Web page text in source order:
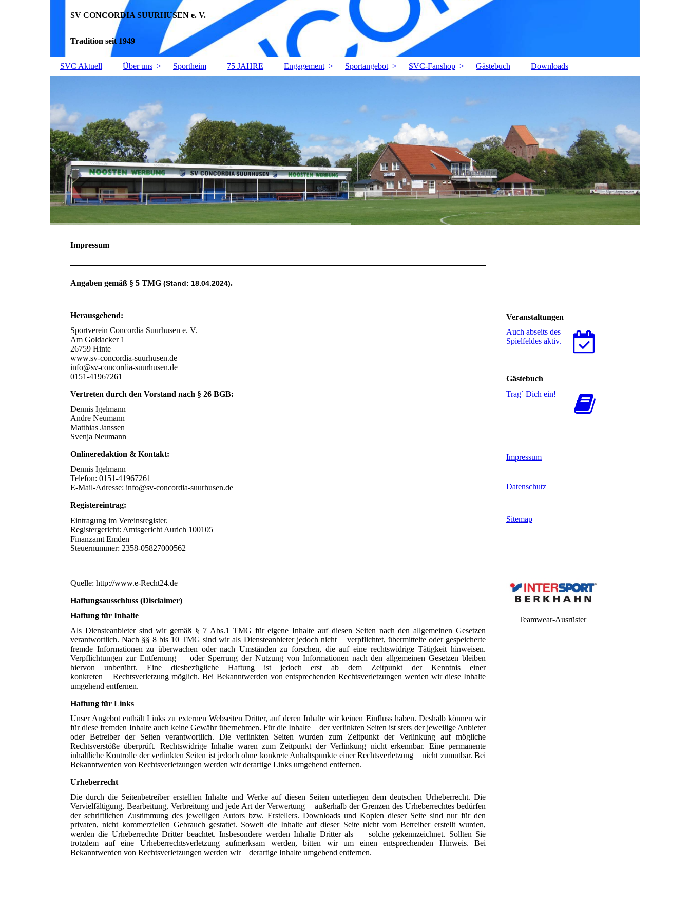
SV CONCORDIA SUURHUSEN e. V.
Tradition seit 1949
SVC Aktuell Über uns Sportheim 75 JAHRE Engagement Sportangebot SVC-Fanshop Gästebuch Downloads
Impressum
Angaben gemäß § 5 TMG (Stand: 18.04.2024).
Herausgebend:
Sportverein Concordia Suurhusen e. V.
Am Goldacker 1
26759 Hinte
www.sv-concordia-suurhusen.de
info@sv-concordia-suurhusen.de
0151-41967261
Vertreten durch den Vorstand nach § 26 BGB:
Dennis Igelmann
Andre Neumann
Matthias Janssen
Svenja Neumann
Onlineredaktion & Kontakt:
Dennis Igelmann
Telefon: 0151-41967261
E-Mail-Adresse: info@sv-concordia-suurhusen.de
Registereintrag:
Eintragung im Vereinsregister.
Registergericht: Amtsgericht Aurich 100105
Finanzamt Emden
Steuernummer: 2358-05827000562
Quelle: http://www.e-Recht24.de
Haftungsausschluss (Disclaimer)
Haftung für Inhalte
Als Diensteanbieter sind wir gemäß § 7 Abs.1 TMG für eigene Inhalte auf diesen Seiten nach den allgemeinen Gesetzen
verantwortlich. Nach §§ 8 bis 10 TMG sind wir als Diensteanbieter jedoch nicht verpflichtet, übermittelte oder gespeicherte
fremde Informationen zu überwachen oder nach Umständen zu forschen, die auf eine rechtswidrige Tätigkeit hinweisen.
Verpflichtungen zur Entfernung oder Sperrung der Nutzung von Informationen nach den allgemeinen Gesetzen bleiben
hiervon unberührt. Eine diesbezügliche Haftung ist jedoch erst ab dem Zeitpunkt der Kenntnis einer
konkreten Rechtsverletzung möglich. Bei Bekanntwerden von entsprechenden Rechtsverletzungen werden wir diese Inhalte
umgehend entfernen.
Haftung für Links
Unser Angebot enthält Links zu externen Webseiten Dritter, auf deren Inhalte wir keinen Einfluss haben. Deshalb können wir
für diese fremden Inhalte auch keine Gewähr übernehmen. Für die Inhalte der verlinkten Seiten ist stets der jeweilige Anbieter
oder Betreiber der Seiten verantwortlich. Die verlinkten Seiten wurden zum Zeitpunkt der Verlinkung auf mögliche
Rechtsverstöße überprüft. Rechtswidrige Inhalte waren zum Zeitpunkt der Verlinkung nicht erkennbar. Eine permanente
inhaltliche Kontrolle der verlinkten Seiten ist jedoch ohne konkrete Anhaltspunkte einer Rechtsverletzung nicht zumutbar. Bei
Bekanntwerden von Rechtsverletzungen werden wir derartige Links umgehend entfernen.
Urheberrecht
Die durch die Seitenbetreiber erstellten Inhalte und Werke auf diesen Seiten unterliegen dem deutschen Urheberrecht. Die
Vervielfältigung, Bearbeitung, Verbreitung und jede Art der Verwertung außerhalb der Grenzen des Urheberrechtes bedürfen
der schriftlichen Zustimmung des jeweiligen Autors bzw. Erstellers. Downloads und Kopien dieser Seite sind nur für den
privaten, nicht kommerziellen Gebrauch gestattet. Soweit die Inhalte auf dieser Seite nicht vom Betreiber erstellt wurden,
werden die Urheberrechte Dritter beachtet. Insbesondere werden Inhalte Dritter als solche gekennzeichnet. Sollten Sie
trotzdem auf eine Urheberrechtsverletzung aufmerksam werden, bitten wir um einen entsprechenden Hinweis. Bei
Bekanntwerden von Rechtsverletzungen werden wir derartige Inhalte umgehend entfernen.
Veranstaltungen
Auch abseits des
Spielfeldes aktiv.
Gästebuch
Trag` Dich ein!
Impressum
Datenschutz
Sitemap
Teamwear-Ausrüster